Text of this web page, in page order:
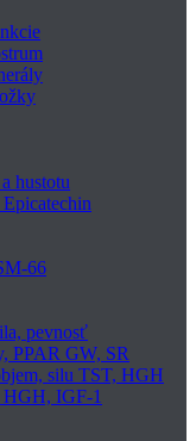
hustotu
66
pevnosť
PPAR GW, SR
silu TST, HGH
HGH, IGF-1